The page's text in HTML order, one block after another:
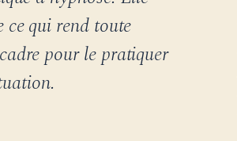
ce qui rend toute
pour le pratiquer